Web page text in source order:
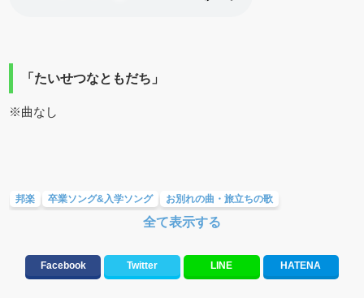
「たいせつなともだち」
※曲なし
邦楽 卒業ソング&入学ソング お別れの曲・旅立ちの歌
友達&友情ソング・青春ソング 応援ソング
元気が出る歌・やる気が出る曲・明るい曲・楽しい歌・勇気が出る歌
全て表示する
Facebook Twitter LINE HATENA